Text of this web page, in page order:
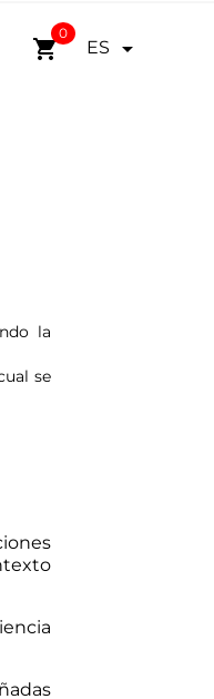
shopping_cart
0
ES 
la
se